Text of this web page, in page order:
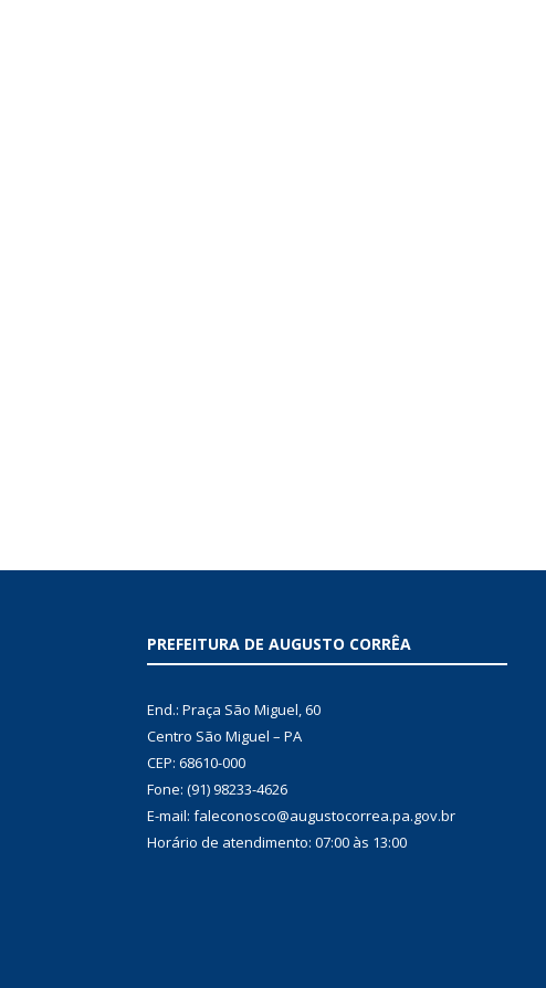
PREFEITURA DE AUGUSTO CORRÊA
End.: Praça São Miguel, 60
Centro São Miguel – PA
CEP: 68610-000
Fone: (91) 98233-4626
E-mail: faleconosco@augustocorrea.pa.gov.br
Horário de atendimento: 07:00 às 13:00